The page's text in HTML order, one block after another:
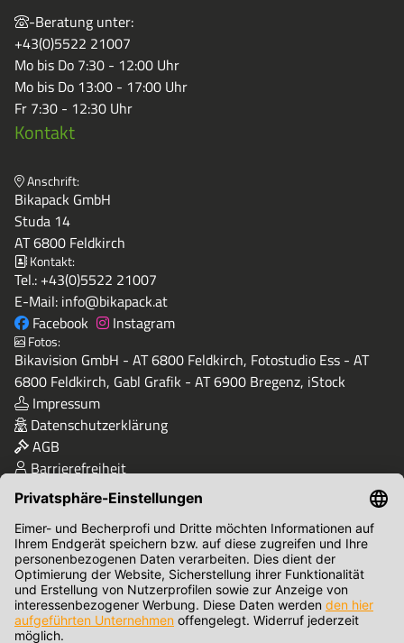
-Beratung unter:
+43(0)5522 21007
Mo bis Do 7:30 - 12:00 Uhr
Mo bis Do 13:00 - 17:00 Uhr
Fr 7:30 - 12:30 Uhr
Kontakt
Anschrift:
Bikapack GmbH
Studa 14
AT 6800 Feldkirch
Kontakt:
Tel.: +43(0)5522 21007
E-Mail: info@bikapack.at
Facebook
Instagram
Fotos:
Bikavision GmbH - AT 6800 Feldkirch, Fotostudio Ess - AT
6800 Feldkirch, Gabl Grafik - AT 6900 Bregenz, iStock
Impressum
Datenschutzerklärung
AGB
Barrierefreiheit
Qualität & Sicherheit